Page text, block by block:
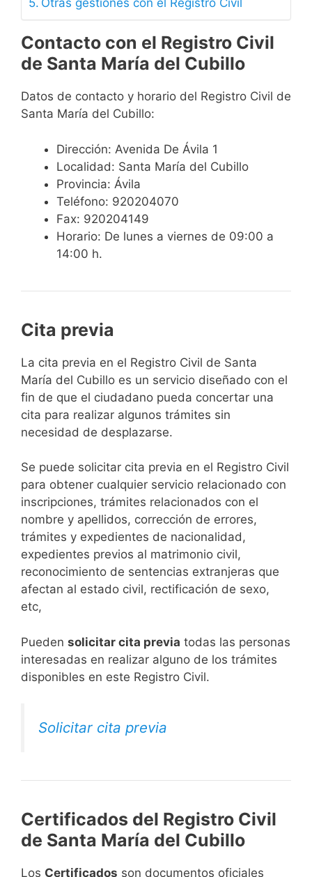
Otras gestiones con el Registro Civil
Contacto con el Registro Civil
de Santa María del Cubillo
Datos de contacto y horario del Registro Civil de
Santa María del Cubillo:
Dirección: Avenida De Ávila 1
Localidad: Santa María del Cubillo
Provincia: Ávila
Teléfono: 920204070
Fax: 920204149
Horario: De lunes a viernes de 09:00 a
14:00 h.
Cita previa
​​​​​​​​​​​​​​​​​​​​​​​​​​​​La cita previa en el Registro Civil de Santa
María del Cubillo es un servicio diseñado con el
fin de que el ciudadano pueda concertar una
cita para realizar algunos trámites sin
necesidad de desplazarse.​
Se puede solicitar cita previa en el Registro Civil
para obtener cualquier servicio relacionado con
inscripciones, trámites relacionados con el
nombre y apellidos, corrección de errores,
trámites y expedientes de nacionalidad,
expedientes previos al matrimonio civil,
reconocimiento de sentencias extranjeras que
afectan al estado civil, rectificación de sexo,
etc,
​Pueden solicitar cita previa todas las personas
interesadas en realizar alguno de los trámites
disponibles en este Registro Civil.​
Solicitar cita previa
Certificados del Registro Civil
de Santa María del Cubillo
Los Certificados son documentos oficiales